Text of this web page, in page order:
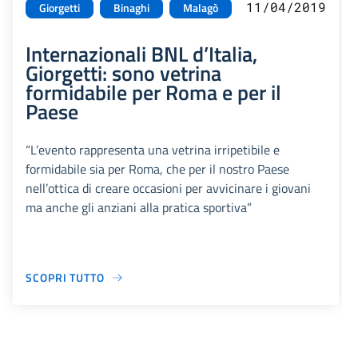
Giorgetti Binaghi Malagò 11/04/2019
Internazionali BNL d’Italia,
Giorgetti: sono vetrina
formidabile per Roma e per il
Paese
“L’evento rappresenta una vetrina irripetibile e
formidabile sia per Roma, che per il nostro Paese
nell’ottica di creare occasioni per avvicinare i giovani
ma anche gli anziani alla pratica sportiva”
SCOPRI TUTTO